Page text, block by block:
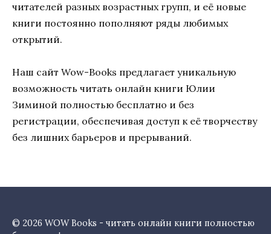
читателей разных возрастных групп, и её новые
книги постоянно пополняют ряды любимых
открытий.
Наш сайт Wow-Books предлагает уникальную
возможность читать онлайн книги Юлии
Зиминой полностью бесплатно и без
регистрации, обеспечивая доступ к её творчеству
без лишних барьеров и прерываний.
© 2026 WOW Books - читать онлайн книги полностью